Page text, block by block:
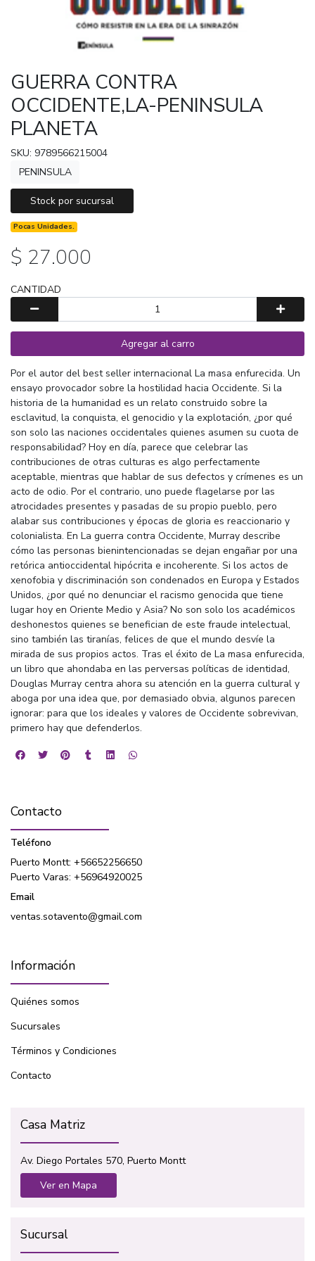
GUERRA CONTRA
OCCIDENTE,LA-PENINSULA
PLANETA
SKU: 9789566215004
PENINSULA
Stock por sucursal
Pocas Unidades.
$ 27.000
CANTIDAD
Agregar al carro
Por el autor del best seller internacional La masa enfurecida. Un
ensayo provocador sobre la hostilidad hacia Occidente. Si la
historia de la humanidad es un relato construido sobre la
esclavitud, la conquista, el genocidio y la explotación, ¿por qué
son solo las naciones occidentales quienes asumen su cuota de
responsabilidad? Hoy en día, parece que celebrar las
contribuciones de otras culturas es algo perfectamente
aceptable, mientras que hablar de sus defectos y crímenes es un
acto de odio. Por el contrario, uno puede flagelarse por las
atrocidades presentes y pasadas de su propio pueblo, pero
alabar sus contribuciones y épocas de gloria es reaccionario y
colonialista. En La guerra contra Occidente, Murray describe
cómo las personas bienintencionadas se dejan engañar por una
retórica antioccidental hipócrita e incoherente. Si los actos de
xenofobia y discriminación son condenados en Europa y Estados
Unidos, ¿por qué no denunciar el racismo genocida que tiene
lugar hoy en Oriente Medio y Asia? No son solo los académicos
deshonestos quienes se benefician de este fraude intelectual,
sino también las tiranías, felices de que el mundo desvíe la
mirada de sus propios actos. Tras el éxito de La masa enfurecida,
un libro que ahondaba en las perversas políticas de identidad,
Douglas Murray centra ahora su atención en la guerra cultural y
aboga por una idea que, por demasiado obvia, algunos parecen
ignorar: para que los ideales y valores de Occidente sobrevivan,
primero hay que defenderlos.
Contacto
Teléfono
Puerto Montt: +56652256650
Puerto Varas: +56964920025
Email
ventas.sotavento@gmail.com
Información
Quiénes somos
Sucursales
Términos y Condiciones
Contacto
Casa Matriz
Av. Diego Portales 570, Puerto Montt
Ver en Mapa
Sucursal